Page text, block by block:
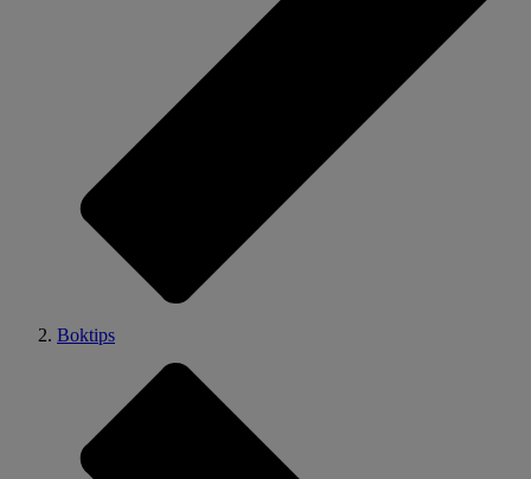
Boktips